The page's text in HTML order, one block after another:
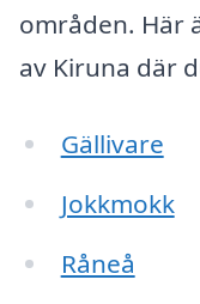
områden. Här
av Kiruna där
Gällivare
Jokkmokk
Råneå